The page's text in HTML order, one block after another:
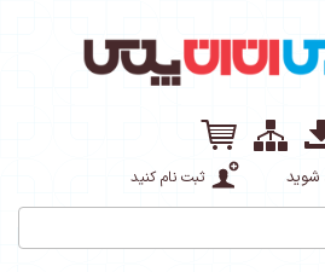
شوید ثبت نام کنید